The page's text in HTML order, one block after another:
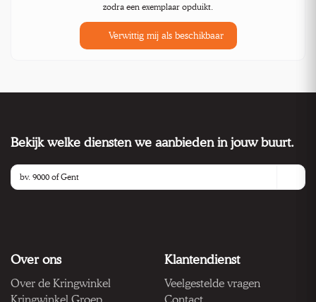
zodra een exemplaar opduikt.
Verwittig mij als beschikbaar
Bekijk welke diensten we aanbieden in jouw buurt.
Over ons
Over de Kringwinkel
Klantendienst
Veelgestelde vragen